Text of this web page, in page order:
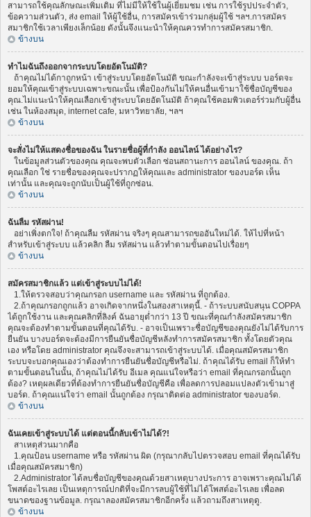
สามารถใช้คุณลักษณะเพิ่มเติม ที่ไม่มีให้ใช้ในผู้เยี่ยมชม เช่น การใช้รูปประจำตัว,
ข้อความส่วนตัว, ส่ง email ให้ผู้ใช้อื่น, การสมัครเข้าร่วมกลุ่มผู้ใช้ ฯลฯ.การสมัคร
สมาชิกใช้เวลาเพียงเล็กน้อย ดังนั้นจึงแนะนำให้คุณควรทำการสมัครสมาชิก.
ข้างบน
ทำไมฉันถึงออกจากระบบโดยอัตโนมัติ?
ถ้าคุณไม่ได้กาถูกหน้า เข้าสู่ระบบโดยอัตโนมัติ ขณะกำลังจะเข้าสู่ระบบ บอร์ดจะ
ยอมให้คุณเข้าสู่ระบบเฉพาะขณะนั้น เพื่อป้องกันไม่ให้คนอื่นเข้ามาใช้ชื่อบัญชีของ
คุณ.ไม่แนะนำให้คุณเลือกเข้าสู่ระบบโดยอัตโนมัติ ถ้าคุณใช้คอมพิวเตอร์ร่วมกับผู้อื่น
เช่น ในห้องสมุด, internet cafe, มหาวิทยาลัย, ฯลฯ
ข้างบน
จะสั่งไม่ให้แสดงชื่อของฉัน ในรายชื่อผู้ที่กำลัง ออนไลน์ ได้อย่างไร?
ในข้อมูลส่วนตัวของคุณ คุณจะพบตัวเลือก ซ่อนสถานะการ ออนไลน์ ของคุณ. ถ้า
คุณเลือก ใช่ รายชื่อของคุณจะปรากฏให้คุณและ administrator ของบอร์ด เห็น
เท่านั้น และคุณจะถูกนับเป็นผู้ใช้ที่ถูกซ่อน.
ข้างบน
ฉันลืม รหัสผ่าน!
อย่าเพิ่งตกใจ! ถ้าคุณลืม รหัสผ่าน จริงๆ คุณสามารถขออันใหม่ได้. ให้ไปที่หน้า
สำหรับเข้าสู่ระบบ แล้วคลิก ลืม รหัสผ่าน แล้วทำตามขั้นตอนไปเรื่อยๆ
ข้างบน
สมัครสมาชิกแล้ว แต่เข้าสู่ระบบไม่ได้!
1.ให้ตรวจสอบว่าคุณกรอก username และ รหัสผ่าน ที่ถูกต้อง.
2.ถ้าคุณกรอกถูกแล้ว อาจเกิดจากหนึ่งในสองสาเหตุนี้. - ถ้าระบบสนับสนุน COPPA
ได้ถูกใช้งาน และคุณคลิกที่ลิงค์ ฉันอายุต่ำกว่า 13 ปี ขณะที่คุณกำลังสมัครสมาชิก
คุณจะต้องทำตามขั้นตอนที่คุณได้รับ. - อาจเป็นเพราะชื่อบัญชีของคุณยังไม่ได้รับการ
ยืนยัน บางบอร์ดจะต้องมีการยืนยันชื่อบัญชีหลังทำการสมัครสมาชิก ทั้งโดยตัวคุณ
เอง หรือโดย administrator คุณจึงจะสามารถเข้าสู่ระบบได้. เมื่อคุณสมัครสมาชิก
ระบบจะบอกคุณเองว่าต้องทำการยืนยันชื่อบัญชีหรือไม่. ถ้าคุณได้รับ email ก็ให้ทำ
ตามขั้นตอนในนั้น, ถ้าคุณไม่ได้รับ อีเมล คุณแน่ใจหรือว่า email ที่คุณกรอกนั้นถูก
ต้อง? เหตุผลเดียวที่ต้องทำการยืนยันชื่อบัญชีคือ เพื่อลดการปลอมแปลงตัวเข้ามาสู่
บอร์ด. ถ้าคุณแน่ใจว่า email นั้นถูกต้อง กรุณาติดต่อ administrator ของบอร์ด.
ข้างบน
ฉันเคยเข้าสู่ระบบได้ แต่ตอนนี้กลับเข้าไม่ได้?!
สาเหตุส่วนมากคือ
1.คุณป้อน username หรือ รหัสผ่าน ผิด (กรุณากลับไปตรวจสอบ email ที่คุณได้รับ
เมื่อคุณสมัครสมาชิก)
2.Administrator ได้ลบชื่อบัญชีของคุณด้วยสาเหตุบางประการ อาจเพราะคุณไม่ได้
โพสต์อะไรเลย เป็นเหตุการณ์ปกติที่จะมีการลบผู้ใช้ที่ไม่ได้โพสต์อะไรเลย เพื่อลด
ขนาดของฐานข้อมูล. กรุณาลองสมัครสมาชิกอีกครั้ง แล้วถามถึงสาเหตุดู.
ข้างบน